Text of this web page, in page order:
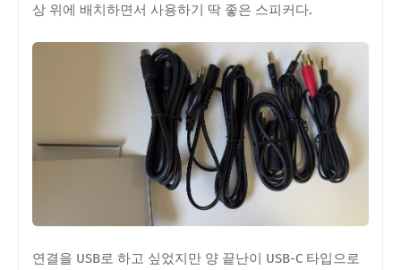
상 위에 배치하면서 사용하기 딱 좋은 스피커다.
연결을 USB로 하고 싶었지만 양 끝난이 USB-C 타입으로